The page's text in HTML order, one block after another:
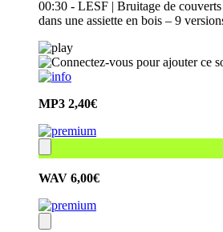
00:30 - LESF | Bruitage de
dans une assiette en bois – 9
MP3 2,40€
WAV 6,00€